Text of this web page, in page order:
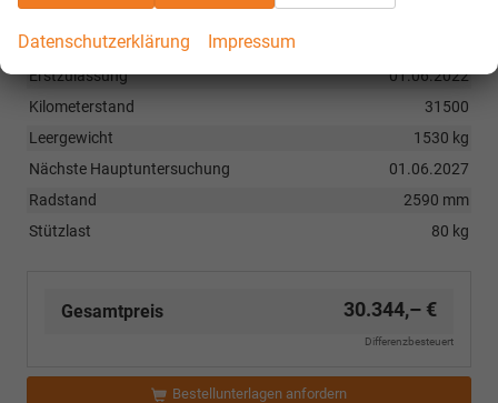
Anzahl Sitzplätze
Anzahl Vorbesitzer
Erstzulassung
01.06.2022
Kilometerstand
31500
Leergewicht
1530 kg
Nächste Hauptuntersuchung
01.06.2027
Radstand
2590 mm
Stützlast
80 kg
Gesamtpreis 30.344,– €
Differenzbesteuert
Bestellunterlagen anfordern
Datenschutzerklärung Impressum